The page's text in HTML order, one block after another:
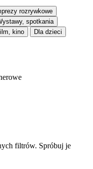
rozrywkowe
spotkania
kino
Dla dzieci
filtrów. Spróbuj je